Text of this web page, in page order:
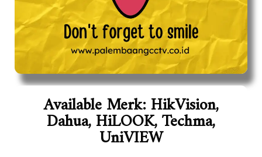
Available Merk: HikVision,
Dahua, HiLOOK, Techma,
UniVIEW